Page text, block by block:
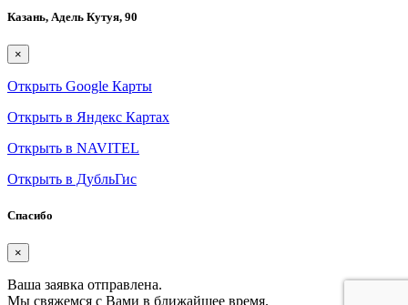
Казань, Адель Кутуя, 90
×
Открыть Google Карты
Открыть в Яндекс Картах
Открыть в NAVITEL
Открыть в ДубльГис
Спасибо
×
Ваша заявка отправлена.
Мы свяжемся с Вами в ближайшее время.